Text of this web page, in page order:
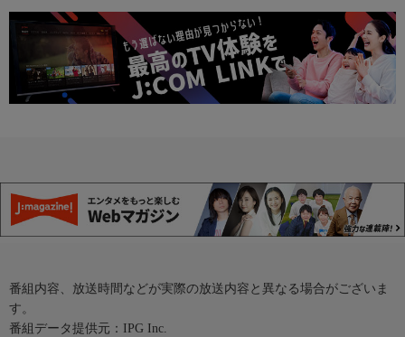
番組内容、放送時間などが実際の放送内容と異なる場合がございま
す。
番組データ提供元：IPG Inc.